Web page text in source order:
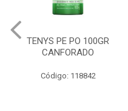
TENYS PE PO 100GR
CANFORADO
Código: 118842